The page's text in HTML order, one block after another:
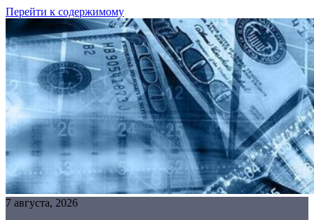
Перейти к содержимому
7 августа, 2026